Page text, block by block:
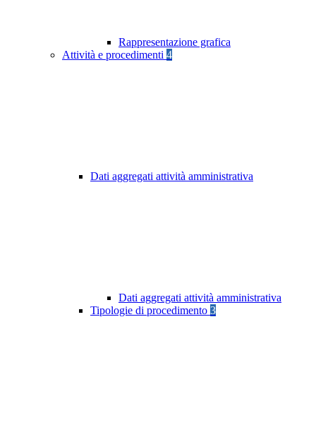
Rappresentazione grafica
Attività e procedimenti 4
Dati aggregati attività amministrativa
Dati aggregati attività amministrativa
Tipologie di procedimento 3